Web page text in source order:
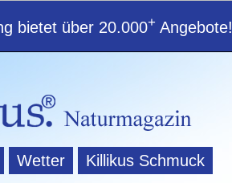
bietet über 20.000+ Angebote!
Wetter Killikus Schmuck